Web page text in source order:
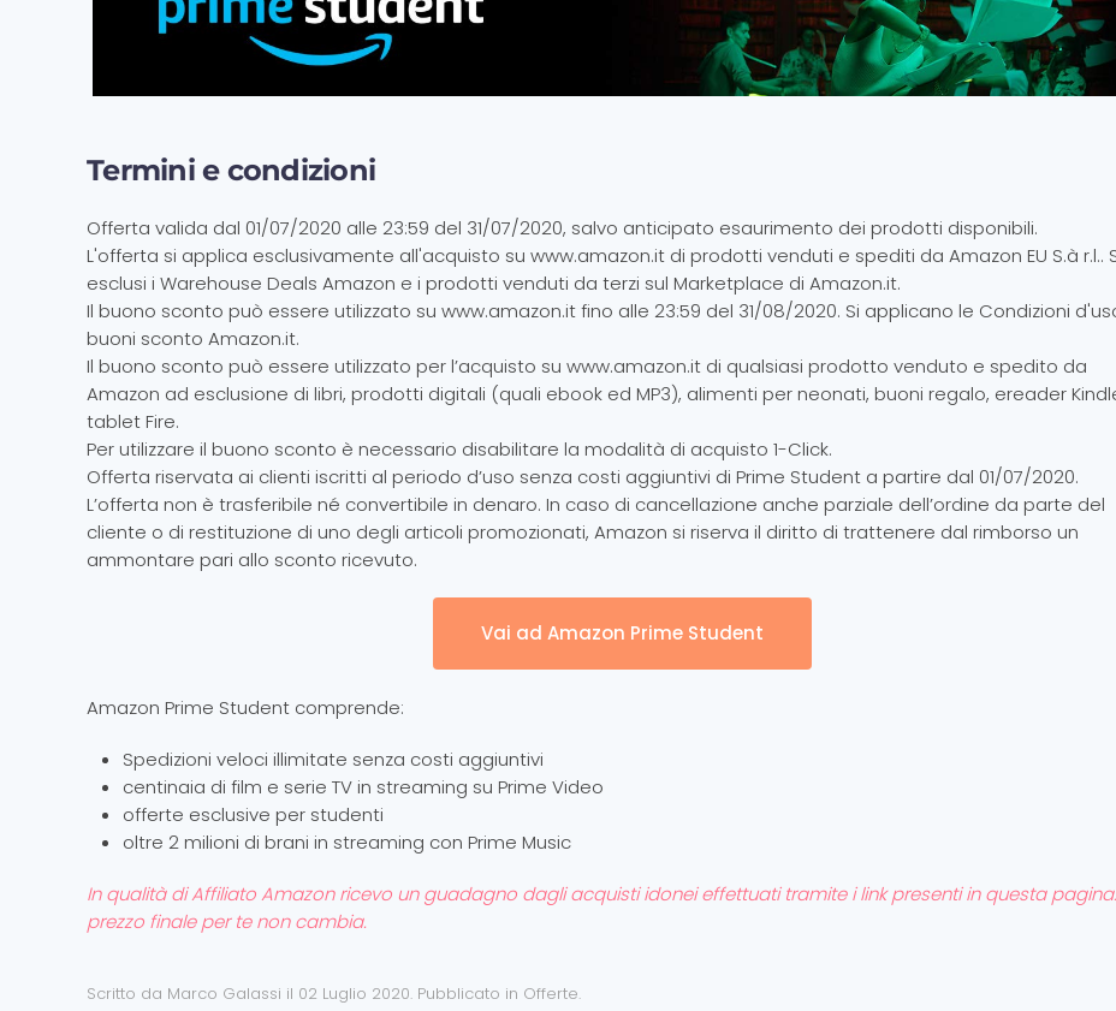
Termini e condizioni
Offerta valida dal 01/07/2020 alle 23:59 del 31/07/2020, salvo anticipato esaurimento dei prodotti disponibili.
L'offerta si applica esclusivamente all'acquisto su www.amazon.it di prodotti venduti e spediti da Amazon EU S.à r.l..
esclusi i Warehouse Deals Amazon e i prodotti venduti da terzi sul Marketplace di Amazon.it.
Il buono sconto può essere utilizzato su www.amazon.it fino alle 23:59 del 31/08/2020. Si applicano le Condizioni
buoni sconto Amazon.it.
Il buono sconto può essere utilizzato per l’acquisto su www.amazon.it di qualsiasi prodotto venduto e spedito da
Amazon ad esclusione di libri, prodotti digitali (quali ebook ed MP3), alimenti per neonati, buoni regalo, ereader
tablet Fire.
Per utilizzare il buono sconto è necessario disabilitare la modalità di acquisto 1-Click.
Offerta riservata ai clienti iscritti al periodo d’uso senza costi aggiuntivi di Prime Student a partire dal 01/07/2020.
L’offerta non è trasferibile né convertibile in denaro. In caso di cancellazione anche parziale dell’ordine da parte del
cliente o di restituzione di uno degli articoli promozionati, Amazon si riserva il diritto di trattenere dal rimborso un
ammontare pari allo sconto ricevuto.
Vai ad Amazon Prime Student
Amazon Prime Student comprende:
Spedizioni veloci illimitate senza costi aggiuntivi
centinaia di film e serie TV in streaming su Prime Video
offerte esclusive per studenti
oltre 2 milioni di brani in streaming con Prime Music
In qualità di Affiliato Amazon ricevo un guadagno dagli acquisti idonei effettuati tramite i link presenti in questa
prezzo finale per te non cambia.
Scritto da Marco Galassi il 02 Luglio 2020. Pubblicato in Offerte.